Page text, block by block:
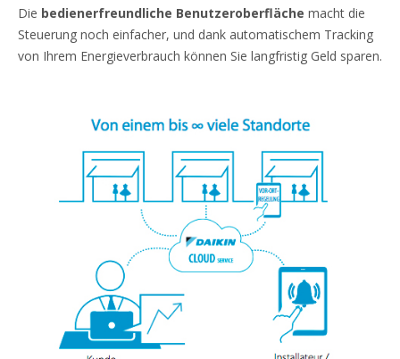
Die bedienerfreundliche Benutzeroberfläche macht die
Steuerung noch einfacher, und dank automatischem Tracking
von Ihrem Energieverbrauch können Sie langfristig Geld sparen.